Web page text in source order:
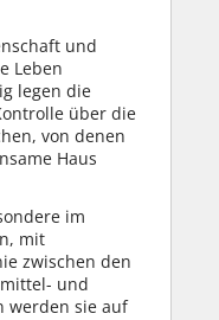
und
Leben
legen die
über die
von denen
Haus
im
mit
zwischen den
und
werden sie auf